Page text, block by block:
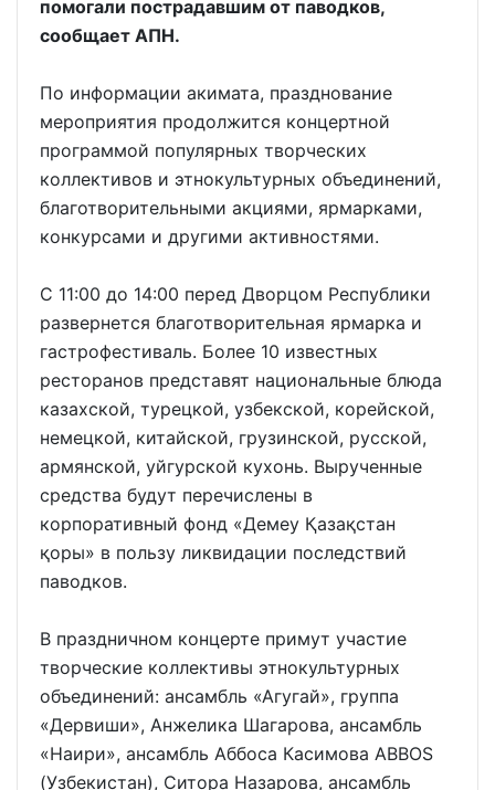
помогали пострадавшим от паводков,
сообщает АПН.
По информации акимата, празднование
мероприятия продолжится концертной
программой популярных творческих
коллективов и этнокультурных объединений,
благотворительными акциями, ярмарками,
конкурсами и другими активностями.
С 11:00 до 14:00 перед Дворцом Республики
развернется благотворительная ярмарка и
гастрофестиваль. Более 10 известных
ресторанов представят национальные блюда
казахской, турецкой, узбекской, корейской,
немецкой, китайской, грузинской, русской,
армянской, уйгурской кухонь. Вырученные
средства будут перечислены в
корпоративный фонд «Демеу Қазақстан
қоры» в пользу ликвидации последствий
паводков.
В праздничном концерте примут участие
творческие коллективы этнокультурных
объединений: ансамбль «Агугай», группа
«Дервиши», Анжелика Шагарова, ансамбль
«Наири», ансамбль Аббоса Касимова ABBOS
(Узбекистан), Ситора Назарова, ансамбль